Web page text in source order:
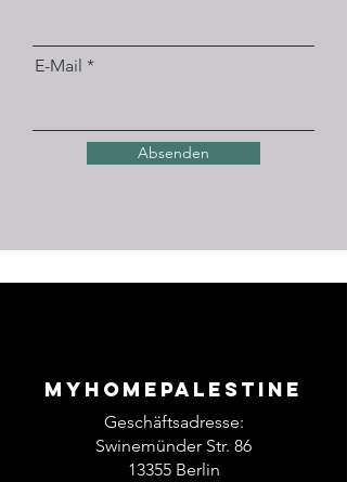
E-Mail
Absenden
Myhomepalestine
Geschäftsadresse:
Swinemünder Str. 86
13355 Berlin